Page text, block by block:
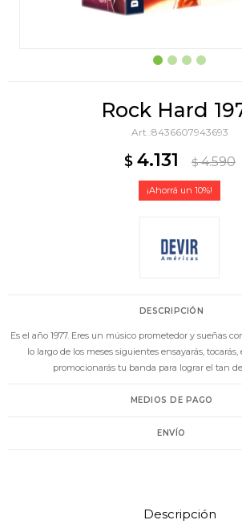
Rock Hard
8436607943693
$ 4.131 $ 4.590
10
DESCRIPCIÓN
Es el año 1977. Eres un músico prometedor y sueñas
lo largo de los meses siguientes ensayarás,
promocionarás tu banda para lograr el tan
MEDIOS DE PAGO
ENVÍO
Descripción